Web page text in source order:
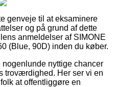
genveje til at eksaminere
og på grund af dette
anmeldelser af SIMONE
(Blue, 90D) inden du køber.
nyttige chancer
troværdighed. Her ser vi en
at offentliggøre en